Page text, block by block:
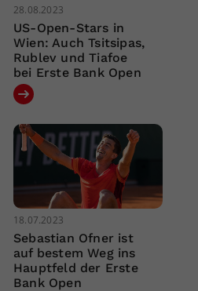
28.08.2023
US-Open-Stars in
Wien: Auch Tsitsipas,
Rublev und Tiafoe
bei Erste Bank Open
18.07.2023
Sebastian Ofner ist
auf bestem Weg ins
Hauptfeld der Erste
Bank Open